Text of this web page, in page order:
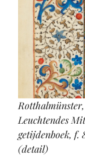
Leuchtendes
getijdenboek, f.
(detail)